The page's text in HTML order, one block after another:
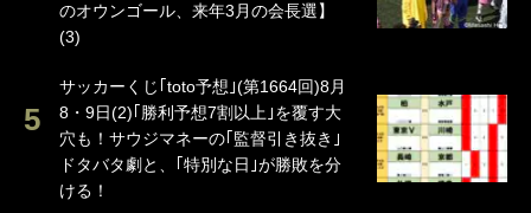
のオウンゴール、来年3月の会長選】
(3)
サッカーくじ｢toto予想｣(第1664回)8月
8・9日(2)｢勝利予想7割以上｣を覆す大
穴も！サウジマネーの｢監督引き抜き｣
ドタバタ劇と、｢特別な日｣が勝敗を分
ける！